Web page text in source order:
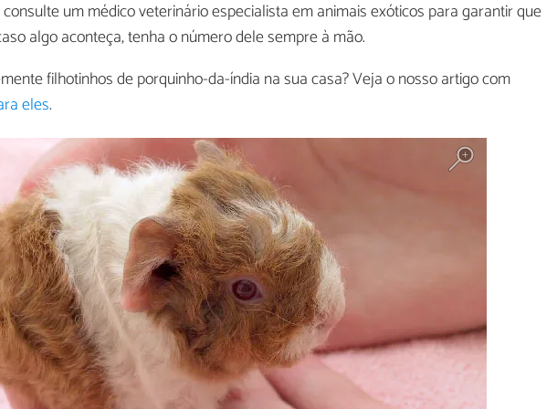
um médico veterinário especialista em animais exóticos para garantir que
algo aconteça, tenha o número dele sempre à mão.
filhotinhos de porquinho-da-índia na sua casa? Veja o nosso artigo com
eles.